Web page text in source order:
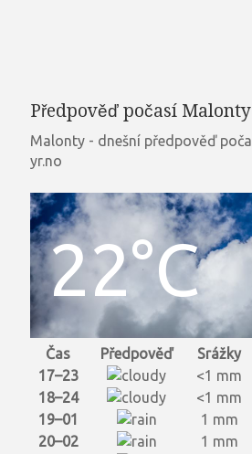
Předpověď počasí Malonty
Malonty - dnešní předpověď
yr.no
22°C
Čas Předpověď Srážky
17–23
<1 mm
18–24
<1 mm
19–01
1 mm
20–02
1 mm